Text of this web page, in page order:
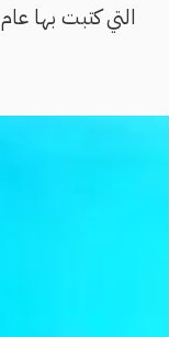
التي كتبت بها عام 1964، وهي ترجمة بديعة قامت بها إيمان مرسال وريم الريس.